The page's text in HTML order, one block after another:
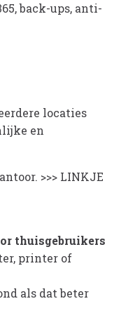
back-ups, anti-
locaties
en
>>> LINKJE
thuisgebruikers
printer of
als dat beter